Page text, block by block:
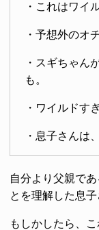
・これはワイ
・予想外のオ
・スギちゃん
も。
・ワイルドす
・息子さんは
自分より父親で
とを理解した息子
もしかしたら、